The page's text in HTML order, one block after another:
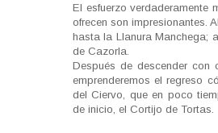
El esfuerzo verdaderamente
ofrecen son impresionantes.
hasta la Llanura Manchega;
de Cazorla.
Después de descender con
emprenderemos el regreso
del Ciervo, que en poco
de inicio, el Cortijo de Tortas.